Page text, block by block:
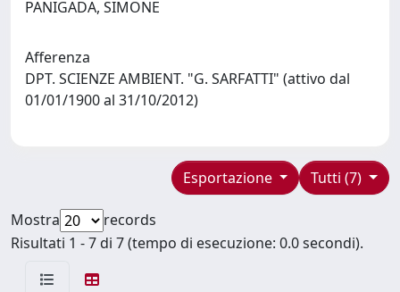
PANIGADA, SIMONE
Afferenza
DPT. SCIENZE AMBIENT. "G. SARFATTI" (attivo dal
01/01/1900 al 31/10/2012)
Tutti (7)
Esportazione
Mostra
records
Risultati 1 - 7 di 7 (tempo di esecuzione: 0.0 secondi).